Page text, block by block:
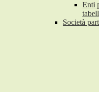
Enti
Società